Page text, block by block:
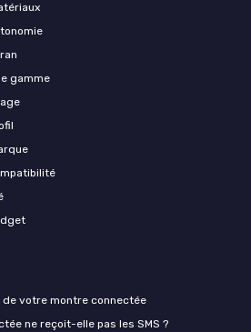
gamme
votre montre connectée
ne reçoit-elle pas les SMS ?